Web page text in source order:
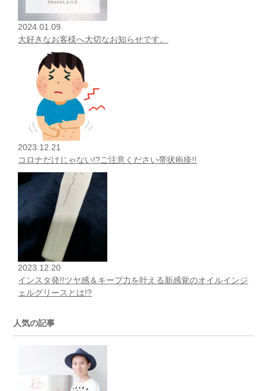
2024.01.09
大好きなお客様へ大切なお知らせです。
2023.12.21
コロナだけじゃない!?ご注意ください帯状疱疹!!
2023.12.20
インスタ発!!ツヤ感＆キープ力を叶える新感覚のオイルインジ
ェルグリースとは!?
人気の記事